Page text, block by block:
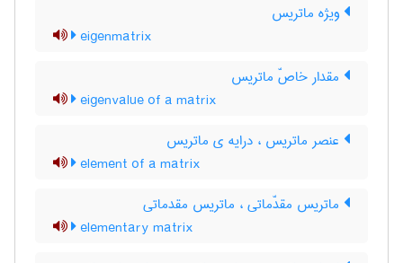
ویژه ماتریس
eigenmatrix
مقدار خاصّ ماتریس
eigenvalue of a matrix
عنصر ماتریس ، درایه ی ماتریس
element of a matrix
ماتریس مقدّماتی ، ماتریس مقدماتی
elementary matrix